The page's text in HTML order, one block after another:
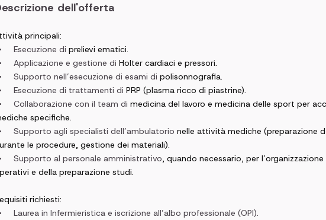
dell'offerta
principali:
•
Esecuzione di prelievi ematici.
•
Applicazione e gestione di Holter cardiaci e pressori.
•
Supporto nell’esecuzione di esami di polisonnografia.
•
Esecuzione di trattamenti di PRP (plasma ricco di piastrine).
•
Collaborazione con il team di medicina del lavoro e medicina delle sport per
specifiche.
•
Supporto agli specialisti dell’ambulatorio nelle attività mediche (preparazione
le procedure, gestione dei materiali).
•
Supporto al personale amministrativo, quando necessario, per
e della preparazione studi.
richiesti:
•
Laurea in Infermieristica e iscrizione all’albo professionale (OPI).